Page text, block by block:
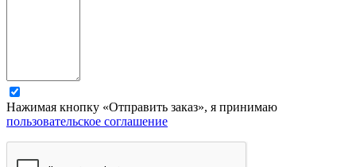
Нажимая кнопку «Отправить заказ», я принимаю
пользовательское соглашение